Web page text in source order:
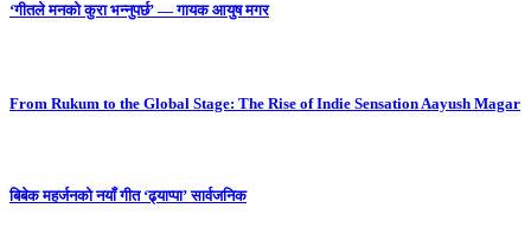
‘गीतले मनको कुरा भन्नुपर्छ’ — गायक आयुष मगर
From Rukum to the Global Stage: The Rise of Indie Sensation Aayush Magar
बिबेक महर्जनको नयाँ गीत ‘ढ्याप्पा’ सार्वजनिक